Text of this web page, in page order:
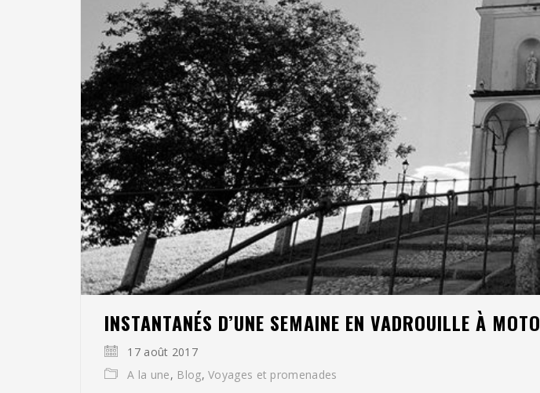
INSTANTANÉS D’UNE SEMAINE EN VADROUILLE À MOTO
17 août 2017
A la une, Blog,Voyages et promenades